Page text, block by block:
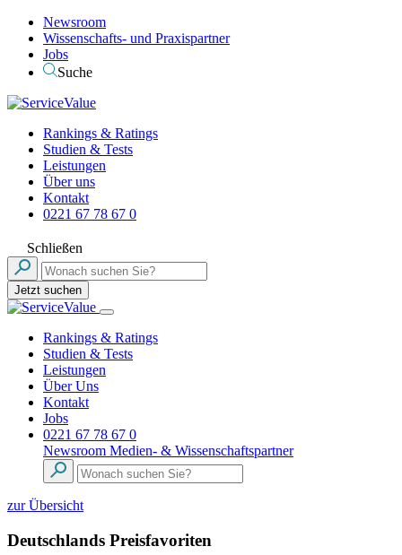
Newsroom
Wissenschafts- und Praxispartner
Jobs
Suche
Rankings & Ratings
Studien & Tests
Leistungen
Über uns
Kontakt
0221 67 78 67 0
Schließen
Jetzt suchen
Rankings & Ratings
Studien & Tests
Leistungen
Über Uns
Kontakt
Jobs
0221 67 78 67 0
Newsroom Medien- & Wissenschaftspartner
zur Übersicht
Deutschlands Preisfavoriten